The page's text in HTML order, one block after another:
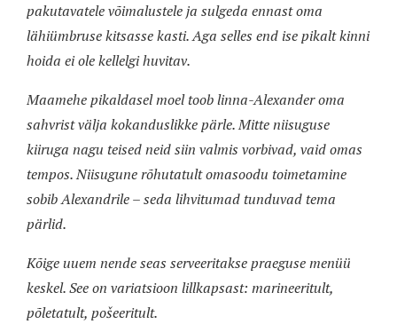
pakutavatele võimalustele ja sulgeda ennast oma
lähiümbruse kitsasse kasti. Aga selles end ise pikalt kinni
hoida ei ole kellelgi huvitav.
Maamehe pikaldasel moel toob linna-Alexander oma
sahvrist välja kokanduslikke pärle. Mitte niisuguse
kiiruga nagu teised neid siin valmis vorbivad, vaid omas
tempos. Niisugune rõhutatult omasoodu toimetamine
sobib Alexandrile – seda lihvitumad tunduvad tema
pärlid.
Kõige uuem nende seas serveeritakse praeguse menüü
keskel. See on variatsioon lillkapsast: marineeritult,
põletatult, pošeeritult.